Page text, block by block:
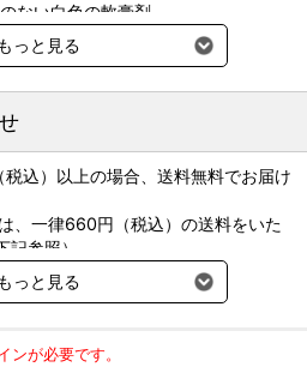
ない白色の軟膏剤
もっと見る
込）以上の場合、送料無料でお届け
、一律660円（税込）の送料をいた
参照）
縄県へのお届けにつきましては、1
円以上で配送無料となります。
します。
分かれる場合の送料負担は、１回分
もっと見る
ンが必要です。